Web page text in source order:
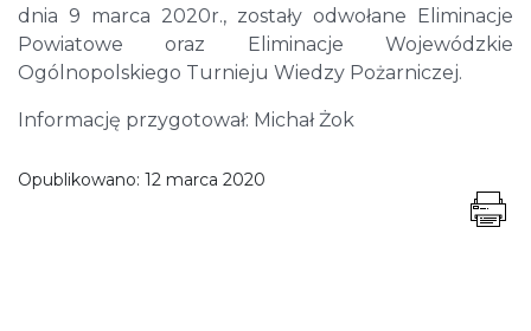
dnia 9 marca 2020r., zostały odwołane Eliminacje
Powiatowe oraz Eliminacje Wojewódzkie
Ogólnopolskiego Turnieju Wiedzy Pożarniczej.
Informację przygotował: Michał Żok
Opublikowano: 12 marca 2020